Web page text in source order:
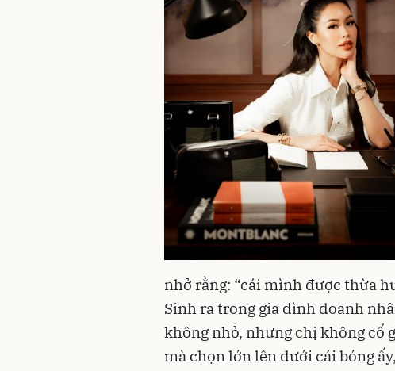
nhở rằng: “cái mình được thừa
Sinh ra trong gia đình doanh
không nhỏ, nhưng chị không cố
mà chọn lớn lên dưới cái bóng